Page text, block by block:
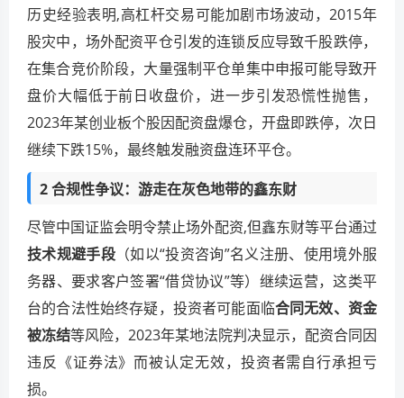
历史经验表明,高杠杆交易可能加剧市场波动，2015年
股灾中，场外配资平仓引发的连锁反应导致千股跌停，
在集合竞价阶段，大量强制平仓单集中申报可能导致开
盘价大幅低于前日收盘价，进一步引发恐慌性抛售，
2023年某创业板个股因配资盘爆仓，开盘即跌停，次日
继续下跌15%，最终触发融资盘连环平仓。
2 合规性争议：游走在灰色地带的鑫东财
尽管中国证监会明令禁止场外配资,但鑫东财等平台通过
技术规避手段 （如以“投资咨询”名义注册、使用境外服
务器、要求客户签署“借贷协议”等）继续运营，这类平
台的合法性始终存疑，投资者可能面临合同无效、资金
被冻结等风险，2023年某地法院判决显示，配资合同因
违反《证券法》而被认定无效，投资者需自行承担亏
损。